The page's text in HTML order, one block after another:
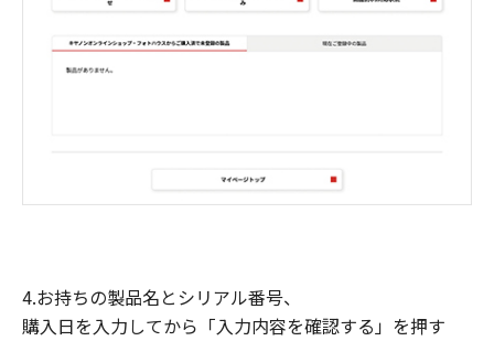
4.お持ちの製品名とシリアル番号、
購入日を入力してから「入力内容を確認する」を押す